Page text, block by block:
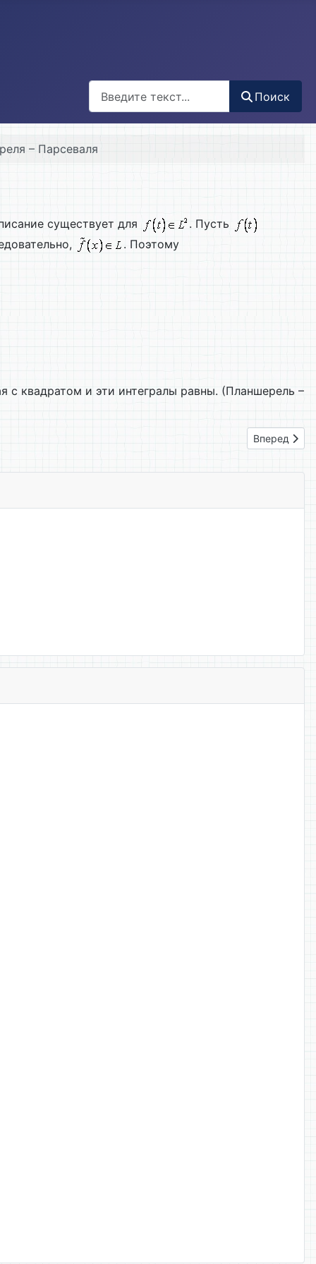
Поиск
– Парсеваля
существует для
. Пусть
. Поэтому
с квадратом и эти интегралы равны. (Планшерель –
Следующий:
Вперед